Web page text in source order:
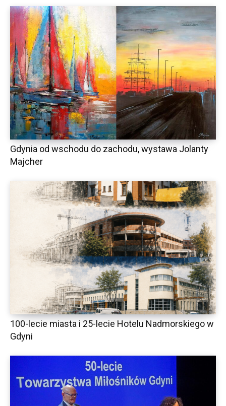
Gdynia od wschodu do zachodu, wystawa Jolanty
Majcher
100-lecie miasta i 25-lecie Hotelu Nadmorskiego w
Gdyni